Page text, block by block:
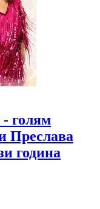
голям
Преслава
година